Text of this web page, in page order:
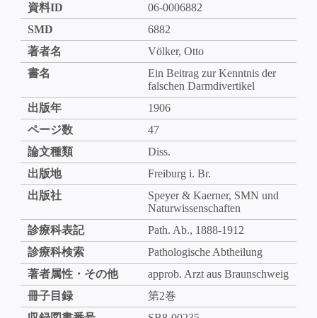
資料ID
06-0006882
SMD
6882
著者名
Völker, Otto
書名
Ein Beitrag zur Kenntnis der
falschen Darmdivertikel
出版年
1906
ページ数
47
論文種類
Diss.
出版地
Freiburg i. Br.
出版社
Speyer & Kaerner, SMN und
Naturwissenschaften
診療科表記
Path. Ab., 1888-1912
診療科検索
Pathologische Abtheilung
著者属性・その他
approb. Arzt aus Braunschweig
冊子目録
第2巻